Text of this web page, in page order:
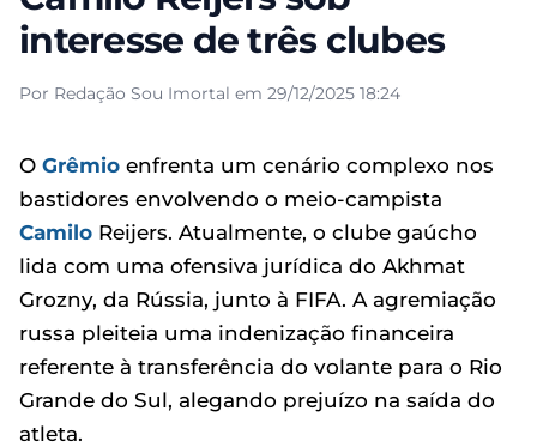
interesse de três clubes
Por Redação Sou Imortal em 29/12/2025 18:24
O Grêmio enfrenta um cenário complexo nos
bastidores envolvendo o meio-campista
Camilo Reijers. Atualmente, o clube gaúcho
lida com uma ofensiva jurídica do Akhmat
Grozny, da Rússia, junto à FIFA. A agremiação
russa pleiteia uma indenização financeira
referente à transferência do volante para o Rio
Grande do Sul, alegando prejuízo na saída do
atleta.